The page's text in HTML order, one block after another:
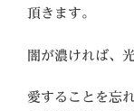
頂きます。
闇が濃ければ、
愛することを忘